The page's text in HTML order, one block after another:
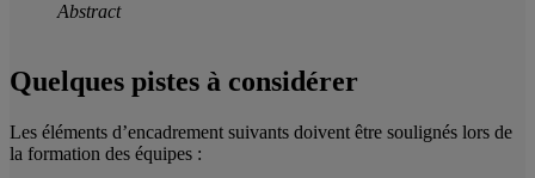
Abstract
Quelques pistes à considérer
Les éléments d’encadrement suivants doivent être soulignés lors de
la formation des équipes :